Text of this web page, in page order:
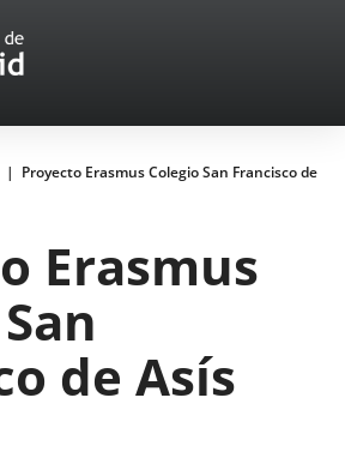
Proyecto Erasmus Colegio San Francisco de
Erasmus
de Asís